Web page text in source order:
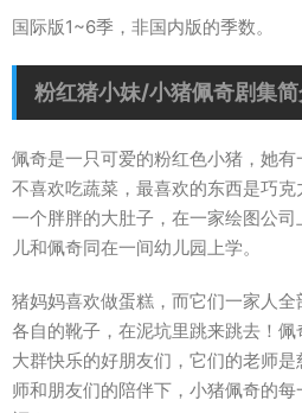
国际版1~6季，非国内版的季数。
粉红猪小妹/小猪佩奇剧集
佩奇是一只可爱的粉红色小猪，她
不喜欢吃蔬菜，最喜欢的东西是巧
一个胖胖的大肚子，在一家绘图公
儿和佩奇同在一间幼儿园上学。
猪妈妈喜欢做蛋糕，而它们一家人
各自的靴子，在泥坑里跳来跳去！
大群快乐的好朋友们，它们的老师
师和朋友们的陪伴下，小猪佩奇的